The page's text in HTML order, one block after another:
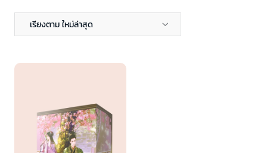
เรียงตาม ใหม่ล่าสุด